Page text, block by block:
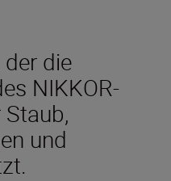
die
NIKKOR-
und